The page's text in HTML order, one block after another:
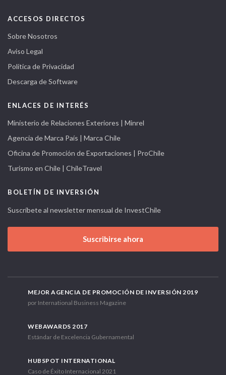
ACCESOS DIRECTOS
Sobre Nosotros
Aviso Legal
Política de Privacidad
Descarga de Software
ENLACES DE INTERÉS
Ministerio de Relaciones Exteriores | Minrel
Agencia de Marca País | Marca Chile
Oficina de Promoción de Exportaciones | ProChile
Turismo en Chile | ChileTravel
BOLETÍN DE INVERSIÓN
Suscríbete al newsletter mensual de InvestChile
Suscribirse ahora
MEJOR AGENCIA DE PROMOCIÓN DE INVERSIÓN 2019
por International Business Magazine
WEBAWARDS 2017
Estándar de Excelencia Gubernamental
HUBSPOT INTERNATIONAL
Caso de Éxito Internacional 2021